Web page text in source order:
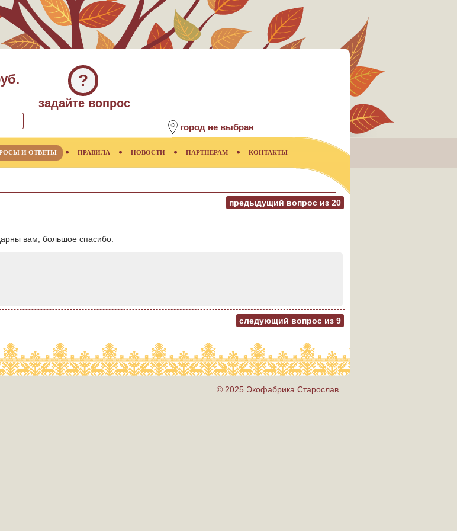
?
задайте вопрос
город не выбран
И ОТВЕТЫ ПРАВИЛА НОВОСТИ ПАРТНЕРАМ КОНТАКТЫ
предыдущий вопрос из 20
вам, большое спасибо.
следующий вопрос из 9
© 2025 Экофабрика Старослав